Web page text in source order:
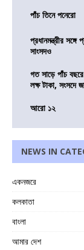
পাঁচ তিনে পনেরো
প্রধানমন্ত্রীর
সাংসদও
গত সাড়ে পাঁচ
লক্ষ টাকা, সংসদে
আরো ১২
NEWS IN
একনজরে
কলকাতা
বাংলা
আমার দেশ